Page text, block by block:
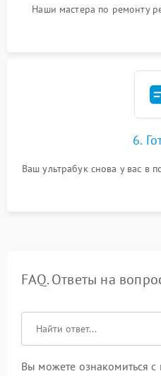
Наши мастера по ремонту
6.
Ваш ультрабук снова у вас в
FAQ. Ответы на
Вы можете ознакомиться